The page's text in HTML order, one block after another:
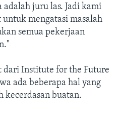
adalah juru las. Jadi kami
mengatasi masalah
semua pekerjaan
dari Institute for the Future
ada beberapa hal yang
kecerdasan buatan.